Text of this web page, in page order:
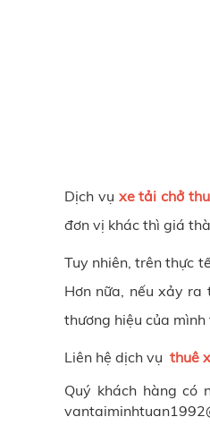
Dịch vụ xe tải chở
đơn vị khác thì giá
Tuy nhiên, trên thực
Hơn nữa, nếu xảy
thương hiệu của
Liên hệ dịch vụ thuê
Quý khách hàng có